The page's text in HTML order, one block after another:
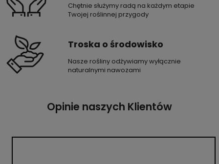
Chętnie służymy radą na każdym etapie
Twojej roślinnej przygody
Troska o środowisko
Nasze rośliny odżywiamy wyłącznie
naturalnymi nawozami
Opinie naszych Klientów